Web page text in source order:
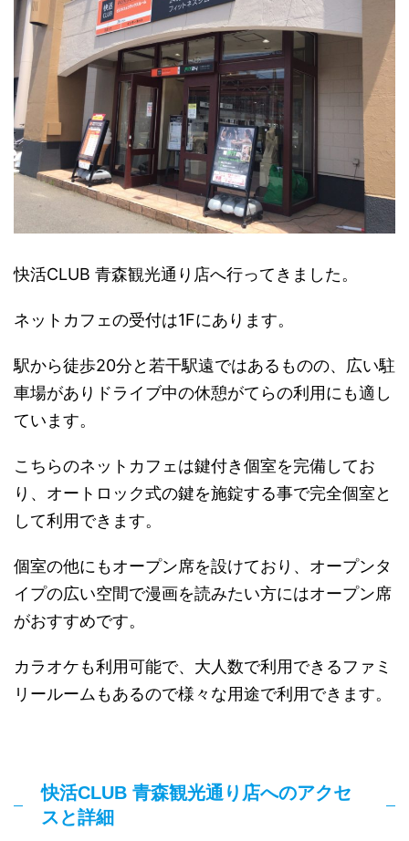
快活CLUB 青森観光通り店へ行ってきました。
ネットカフェの受付は1Fにあります。
駅から徒歩20分と若干駅遠ではあるものの、広い駐
車場がありドライブ中の休憩がてらの利用にも適し
ています。
こちらのネットカフェは鍵付き個室を完備してお
り、オートロック式の鍵を施錠する事で完全個室と
して利用できます。
個室の他にもオープン席を設けており、オープンタ
イプの広い空間で漫画を読みたい方にはオープン席
がおすすめです。
カラオケも利用可能で、大人数で利用できるファミ
リールームもあるので様々な用途で利用できます。
快活CLUB 青森観光通り店へのアクセ
スと詳細